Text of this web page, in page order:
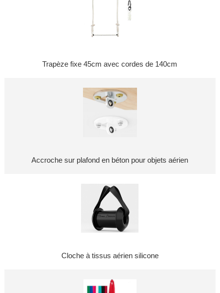
Trapèze fixe 45cm avec cordes de 140cm
Accroche sur plafond en béton pour objets aérien
Cloche à tissus aérien silicone